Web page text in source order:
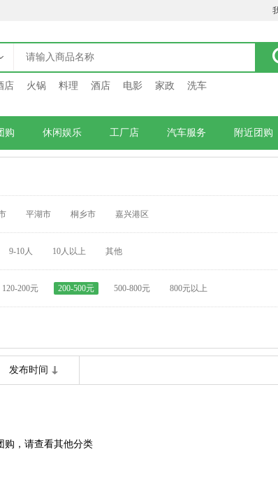
店 火锅 料理 酒店 电影 家政 洗车
购 休闲娱乐 工厂店 汽车服务 附近团购
平湖市 桐乡市 嘉兴港区
9-10人 10人以上 其他
120-200元 200-500元 500-800元 800元以上
发布时间
购，请查看其他分类